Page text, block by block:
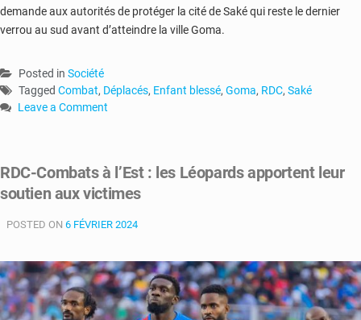
demande aux autorités de protéger la cité de Saké qui reste le dernier
verrou au sud avant d’atteindre la ville Goma.
Posted in Société
Tagged Combat, Déplacés, Enfant blessé, Goma, RDC, Saké
Leave a Comment
Goma
accueille
nouveaux
RDC-Combats à l’Est : les Léopards apportent leur
soutien aux victimes
POSTED ON 6 FÉVRIER 2024